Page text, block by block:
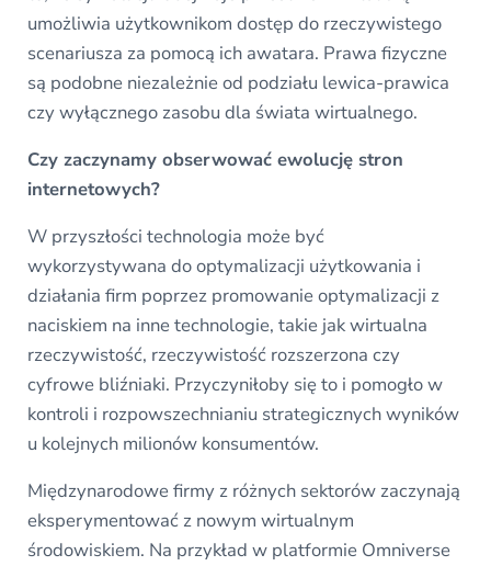
umożliwia użytkownikom dostęp do rzeczywistego
scenariusza za pomocą ich awatara. Prawa fizyczne
są podobne niezależnie od podziału lewica-prawica
czy wyłącznego zasobu dla świata wirtualnego.
Czy zaczynamy obserwować ewolucję stron
internetowych?
W przyszłości technologia może być
wykorzystywana do optymalizacji użytkowania i
działania firm poprzez promowanie optymalizacji z
naciskiem na inne technologie, takie jak wirtualna
rzeczywistość, rzeczywistość rozszerzona czy
cyfrowe bliźniaki. Przyczyniłoby się to i pomogło w
kontroli i rozpowszechnianiu strategicznych wyników
u kolejnych milionów konsumentów.
Międzynarodowe firmy z różnych sektorów zaczynają
eksperymentować z nowym wirtualnym
środowiskiem. Na przykład w platformie Omniverse